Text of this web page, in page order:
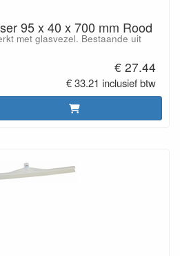
95 x 40 x 700 mm Rood
met glasvezel. Bestaande uit
€ 27.44
€ 33.21 inclusief btw